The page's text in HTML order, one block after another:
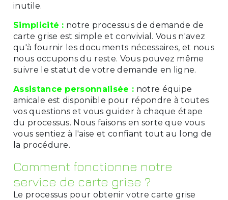
inutile.
Simplicité : notre processus de demande de
carte grise est simple et convivial. Vous n'avez
qu'à fournir les documents nécessaires, et nous
nous occupons du reste. Vous pouvez même
suivre le statut de votre demande en ligne.
Assistance personnalisée : notre équipe
amicale est disponible pour répondre à toutes
vos questions et vous guider à chaque étape
du processus. Nous faisons en sorte que vous
vous sentiez à l'aise et confiant tout au long de
la procédure.
Comment fonctionne notre
service de carte grise ?
Le processus pour obtenir votre carte grise